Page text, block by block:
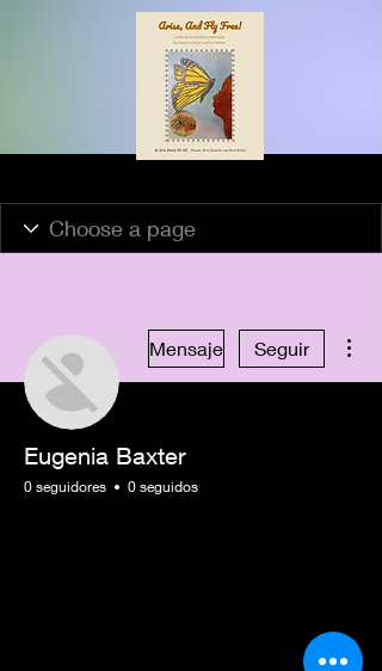
Mensaje Seguir
Eugenia Baxter
0 seguidores 0 seguidos